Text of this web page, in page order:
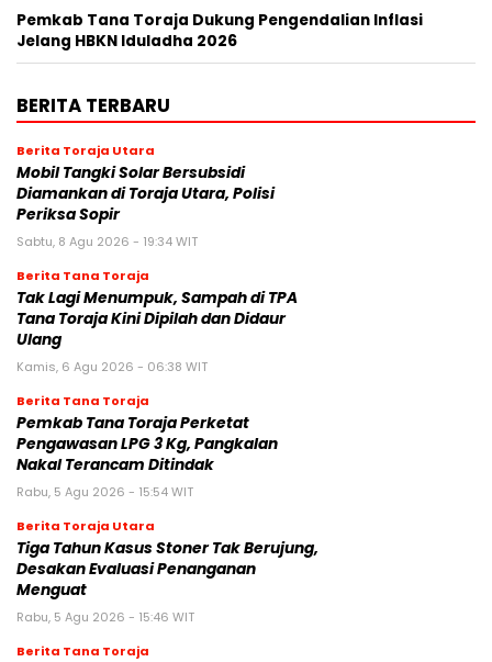
Pemkab Tana Toraja Dukung Pengendalian Inflasi
Jelang HBKN Iduladha 2026
BERITA TERBARU
Berita Toraja Utara
Mobil Tangki Solar Bersubsidi
Diamankan di Toraja Utara, Polisi
Periksa Sopir
Sabtu, 8 Agu 2026 - 19:34 WIT
Berita Tana Toraja
Tak Lagi Menumpuk, Sampah di TPA
Tana Toraja Kini Dipilah dan Didaur
Ulang
Kamis, 6 Agu 2026 - 06:38 WIT
Berita Tana Toraja
Pemkab Tana Toraja Perketat
Pengawasan LPG 3 Kg, Pangkalan
Nakal Terancam Ditindak
Rabu, 5 Agu 2026 - 15:54 WIT
Berita Toraja Utara
Tiga Tahun Kasus Stoner Tak Berujung,
Desakan Evaluasi Penanganan
Menguat
Rabu, 5 Agu 2026 - 15:46 WIT
Berita Tana Toraja